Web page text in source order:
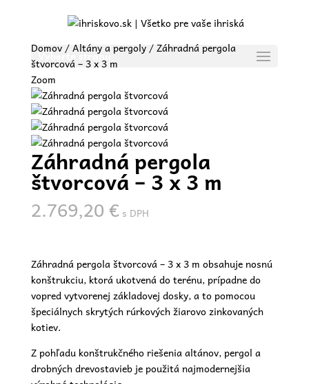
Vyberte stranu
Domov/Altány a pergoly/ Záhradná pergola
štvorcová – 3 x 3 m
Zoom
Záhradná pergola
štvorcová – 3 x 3 m
2.769,20€ s DPH
Záhradná pergola štvorcová – 3 x 3 m obsahuje nosnú
konštrukciu, ktorá ukotvená do terénu, prípadne do
vopred vytvorenej základovej dosky, a to pomocou
špeciálnych skrytých rúrkových žiarovo zinkovaných
kotiev.
Z pohľadu konštrukčného riešenia altánov, pergol a
drobných drevostavieb je použitá najmodernejšia